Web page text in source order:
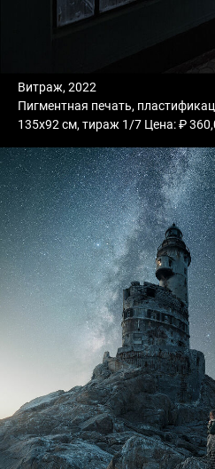
Витраж, 2022
Пигментная печать,
135х92 см, тираж 1/7 Цена: ₽